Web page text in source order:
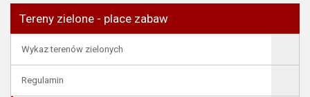
Tereny zielone - place zabaw
Wykaz terenów zielonych
Regulamin